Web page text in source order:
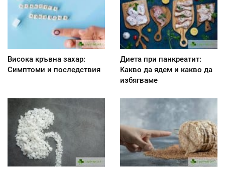
Висока кръвна захар:
Симптоми и последствия
Диета при панкреатит:
Kакво да ядем и какво да
избягваме